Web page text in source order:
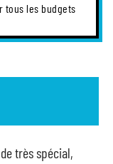
tous les budgets
très spécial,